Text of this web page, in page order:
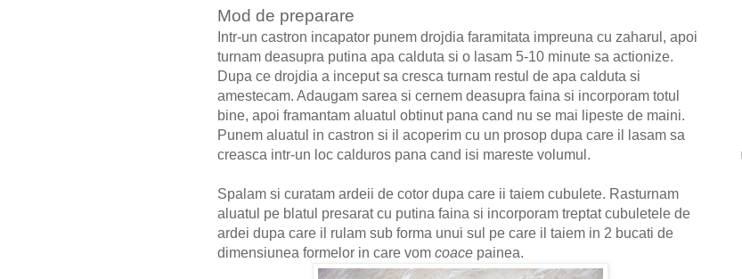
Mod de preparare
Intr-un castron incapator punem drojdia faramitata impreuna cu zaharul, apoi
turnam deasupra putina apa calduta si o lasam 5-10 minute sa actionize.
Dupa ce drojdia a inceput sa cresca turnam restul de apa calduta si
amestecam. Adaugam sarea si cernem deasupra faina si incorporam totul
bine, apoi framantam aluatul obtinut pana cand nu se mai lipeste de maini.
Punem aluatul in castron si il acoperim cu un prosop dupa care il lasam sa
creasca intr-un loc calduros pana cand isi mareste volumul.
Spalam si curatam ardeii de cotor dupa care ii taiem cubulete. Rasturnam
aluatul pe blatul presarat cu putina faina si incorporam treptat cubuletele de
ardei dupa care il rulam sub forma unui sul pe care il taiem in 2 bucati de
dimensiunea formelor in care vom coace painea.